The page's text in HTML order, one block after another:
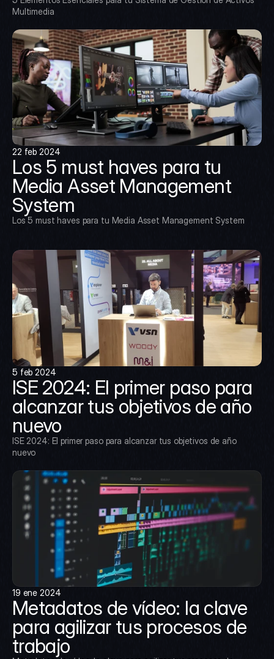
Multimedia
22 feb 2024
Los 5 must haves para tu
Media Asset Management
System
Los 5 must haves para tu Media Asset Management System
5 feb 2024
ISE 2024: El primer paso para
alcanzar tus objetivos de año
nuevo
ISE 2024: El primer paso para alcanzar tus objetivos de año
nuevo
19 ene 2024
Metadatos de vídeo: la clave
para agilizar tus procesos de
trabajo